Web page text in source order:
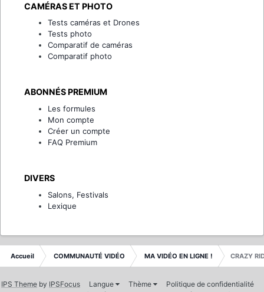
CAMÉRAS ET PHOTO
Tests caméras et Drones
Tests photo
Comparatif de caméras
Comparatif photo
ABONNÉS PREMIUM
Les formules
Mon compte
Créer un compte
FAQ Premium
DIVERS
Salons, Festivals
Lexique
Accueil COMMUNAUTÉ VIDÉO MA VIDÉO EN LIGNE ! CRAZY
IPS Theme by IPSFocus Langue Thème
Politique de confidentialité